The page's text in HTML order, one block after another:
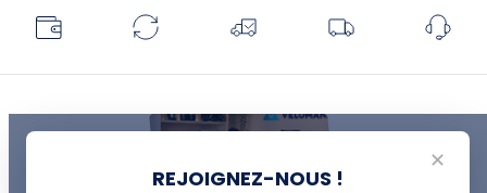
✕
REJOIGNEZ-NOUS !